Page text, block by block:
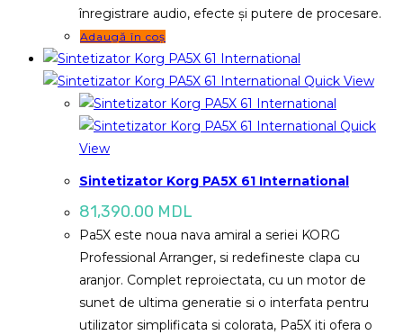
înregistrare audio, efecte și putere de procesare.
Adaugă în coș
Quick View
Quick
View
Sintetizator Korg PA5X 61 International
81,390.00 MDL
Pa5X este noua nava amiral a seriei KORG
Professional Arranger, si redefineste clapa cu
aranjor. Complet reproiectata, cu un motor de
sunet de ultima generatie si o interfata pentru
utilizator simplificata si colorata, Pa5X iti ofera o